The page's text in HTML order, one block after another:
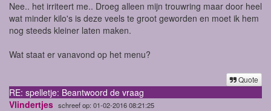
Nee.. het irriteert me.. Droeg alleen mijn trouwring maar door heel
wat minder kilo's is deze veels te groot geworden en moet ik hem
nog steeds kleiner laten maken.
Wat staat er vanavond op het menu?
Quote
RE: spelletje: Beantwoord de vraag
Vlindertjes schreef op: 01-02-2016 08:21:25